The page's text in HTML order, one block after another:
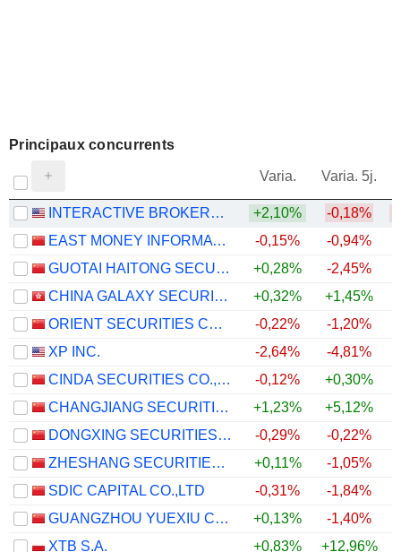
Principaux concurrents
Varia. Varia. 5j.
INTERACTIVE BROKERS GROUP, INC.
+2,10% -0,18%
EAST MONEY INFORMATION CO.,LTD.
-0,15% -0,94%
GUOTAI HAITONG SECURITIES CO., LTD.
+0,28% -2,45%
CHINA GALAXY SECURITIES CO., LTD.
+0,32% +1,45%
ORIENT SECURITIES COMPANY LIMITED
-0,22% -1,20%
XP INC.
-2,64% -4,81%
CINDA SECURITIES CO., LTD.
-0,12% +0,30%
CHANGJIANG SECURITIES COMPANY LIMITED
+1,23% +5,12%
DONGXING SECURITIES CORPORATION LIMITED
-0,29% -0,22%
ZHESHANG SECURITIES CO., LTD.
+0,11% -1,05%
SDIC CAPITAL CO.,LTD
-0,31% -1,84%
GUANGZHOU YUEXIU CAPITAL HOLDINGS GROUP CO., LTD.
+0,13% -1,40%
XTB S.A.
+0,83% +12,96%